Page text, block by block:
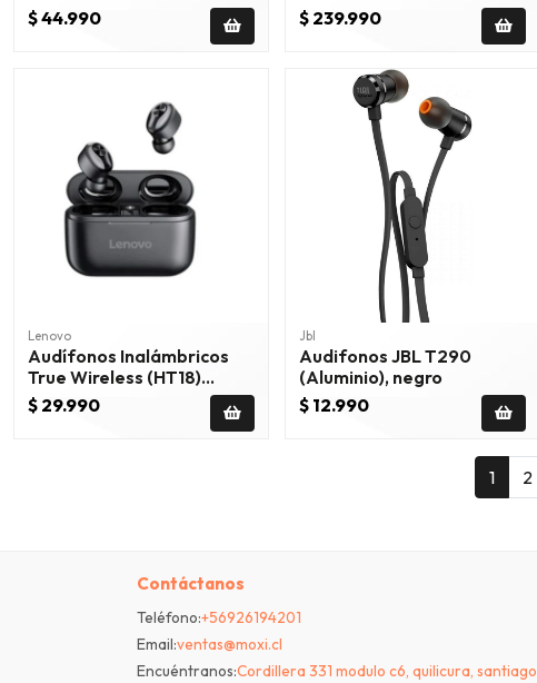
$ 44.990
$ 239.990
Lenovo
Audífonos Inalámbricos
True Wireless (HT18)
Negro
$ 29.990
Jbl
Audifonos JBL T290
(Aluminio), negro
$ 12.990
1 2
Contáctanos
Teléfono:+56926194201
Email:ventas@moxi.cl
Encuéntranos:Cordillera 331 modulo c6, quilicura, santiago